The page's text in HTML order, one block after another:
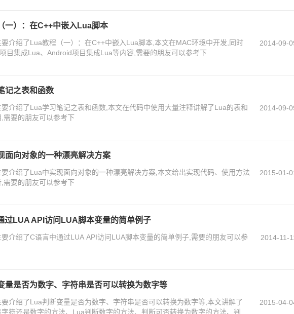
一）：在C++中嵌入Lua脚本
介绍了Lua教程（一）：在C++中嵌入Lua脚本,本文在MAC环境中开发,同时
目集成Lua、Android项目集成Lua等内容,需要的朋友可以参考下
2014-09-
记之表和函数
介绍了Lua学习笔记之表和函数,本文在代码中使用大量注释讲解了Lua的表和
需要的朋友可以参考下
2014-09-
面向对象的一种漂亮解决方案
介绍了Lua中实现面向对象的一种漂亮解决方案,本文给出实现代码、使用方法
需要的朋友可以参考下
2015-01-
过LUA API访问LUA脚本变量的简单例子
介绍了C语言中通过LUA API访问LUA脚本变量的简单例子,需要的朋友可以参
2014-11-
量是否为数字、字符串是否可以转换为数字等
介绍了Lua判断变量是否为数字、字符串是否可以转换为数字等,本文讲解了
符还是数字的方法、Lua判断数字的方法、判断可否转换为数字的方法、判断
2015-04-